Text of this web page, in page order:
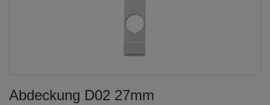
Abdeckung D02 27mm